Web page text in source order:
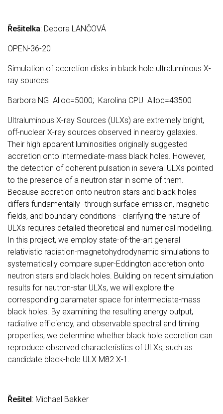
Řešitelka: Debora LANČOVÁ
OPEN-36-20
Simulation of accretion disks in black hole ultraluminous X-
ray sources
Barbora NG Alloc=5000; Karolina CPU Alloc=43500
Ultraluminous X-ray Sources (ULXs) are extremely bright,
off-nuclear X-ray sources observed in nearby galaxies.
Their high apparent luminosities originally suggested
accretion onto intermediate-mass black holes. However,
the detection of coherent pulsation in several ULXs pointed
to the presence of a neutron star in some of them.
Because accretion onto neutron stars and black holes
differs fundamentally -through surface emission, magnetic
fields, and boundary conditions - clarifying the nature of
ULXs requires detailed theoretical and numerical modelling.
In this project, we employ state-of-the-art general
relativistic radiation-magnetohydrodynamic simulations to
systematically compare super-Eddington accretion onto
neutron stars and black holes. Building on recent simulation
results for neutron-star ULXs, we will explore the
corresponding parameter space for intermediate-mass
black holes. By examining the resulting energy output,
radiative efficiency, and observable spectral and timing
properties, we determine whether black hole accretion can
reproduce observed characteristics of ULXs, such as
candidate black-hole ULX M82 X-1.
Řešitel : Michael Bakker